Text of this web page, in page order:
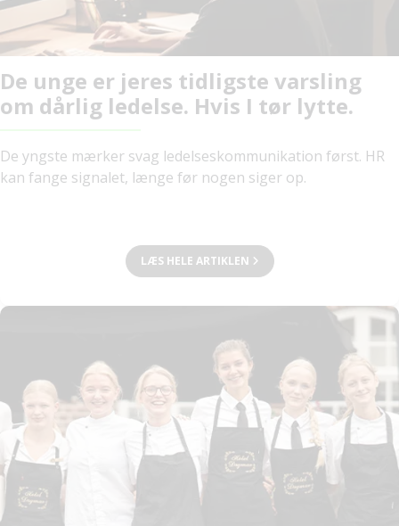
De unge er jeres tidligste varsling
om dårlig ledelse. Hvis I tør lytte.
De yngste mærker svag ledelseskommunikation først. HR
kan fange signalet, længe før nogen siger op.
LÆS HELE ARTIKLEN